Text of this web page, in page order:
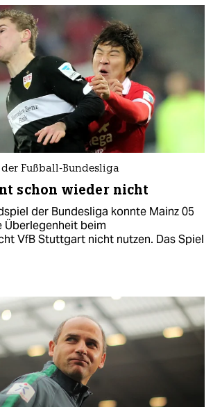
Fußball-Bundesliga
schon wieder nicht
der Bundesliga konnte Mainz 05
Überlegenheit beim
VfB Stuttgart nicht nutzen. Das Spiel